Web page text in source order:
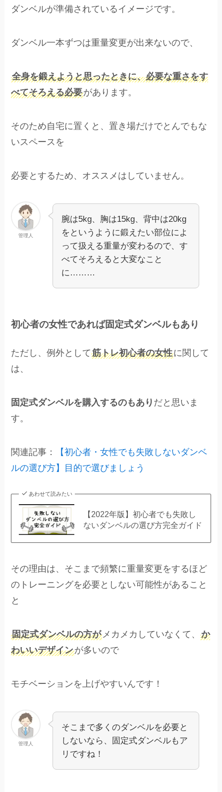
ダンベルが準備されているイメージです。
ダンベル一本ずつは重量変更が出来ないので、
全身を鍛えようと思ったときに、必要な重さをす
べてそろえる必要があります。
そのため自宅に置くと、置き場だけでとんでもな
いスペースを
必要とするため、オススメはしていません。
管理人
腕は5kg、胸は15kg、背中は20kg
をというように鍛えたい部位によ
って扱える重量が変わるので、す
べてそろえると大変なこと
に………
初心者の女性であれば固定式ダンベルもあり
ただし、例外として筋トレ初心者の女性に関して
は、
固定式ダンベルを購入するのもあり だと思いま
す。
関連記事：
【初心者・女性でも失敗しないダンベ
ルの選び方】目的で選びましょう
あわせて読みたい
【2022年版】初心者でも失敗し
ないダンベルの選び方完全ガイド
その理由は、そこまで頻繁に重量変更をするほど
のトレーニングを必要としない可能性があること
と
固定式ダンベルの方がメカメカしていなくて、か
わいいデザインが多いので
モチベーションを上げやすいんです！
管理人
そこまで多くのダンベルを必要と
しないなら、固定式ダンベルもア
リですね！